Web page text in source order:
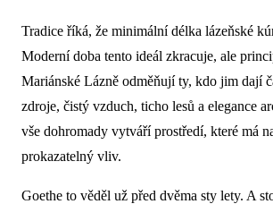
Tradice říká, že minimální délka lázeňské
Moderní doba tento ideál zkracuje, ale
Mariánské Lázně odměňují ty, kdo jim dají
zdroje, čistý vzduch, ticho lesů a elegance
vše dohromady vytváří prostředí, které má
prokazatelný vliv.
Goethe to věděl už před dvěma sty lety. A